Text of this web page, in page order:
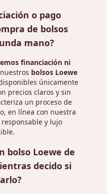
o pago
de bolsos
mano?
financiación ni
bolsos Loewe
únicamente
precios claros y sin
un proceso de
en línea con nuestra
y lujo
bolso Loewe de
decido si